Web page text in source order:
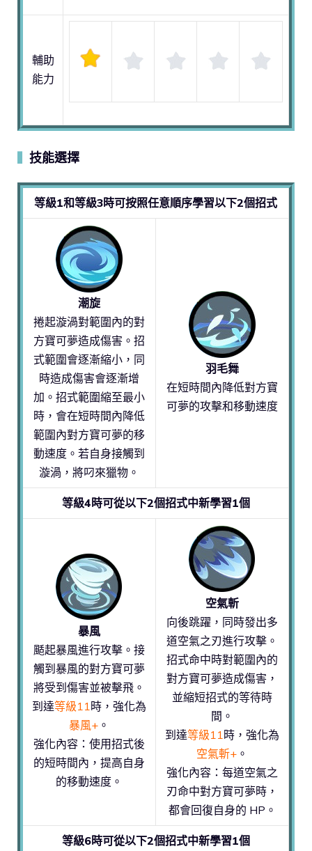
輔助
能力
技能選擇
等級1和等級3時可按照任意順序學習以下2個招式
潮旋
捲起漩渦對範圍內的對
方寶可夢造成傷害。招
式範圍會逐漸縮小，同
時造成傷害會逐漸增
加。招式範圍縮至最小
時，會在短時間內降低
範圍內對方寶可夢的移
動速度。若自身接觸到
漩渦，將叼來獵物。
羽毛舞
在短時間內降低對方寶
可夢的攻擊和移動速度
等級4時可從以下2個招式中新學習1個
暴風
颳起暴風進行攻擊。接
觸到暴風的對方寶可夢
將受到傷害並被擊飛。
到達等級11 時，強化為
暴風+ 。
強化內容：使用招式後
的短時間內，提高自身
的移動速度。
空氣斬
向後跳躍，同時發出多
道空氣之刃進行攻擊。
招式命中時對範圍內的
對方寶可夢造成傷害，
並縮短招式的等待時
間。
到達等級11 時，強化為
空氣斬+ 。
強化內容：每道空氣之
刃命中對方寶可夢時，
都會回復自身的 HP。
等級6時可從以下2個招式中新學習1個